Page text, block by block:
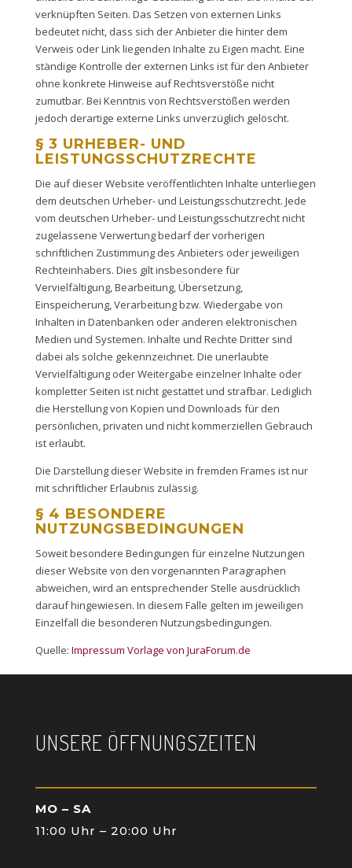
verknüpften Seiten. Das Setzen von externen Links
bedeutet nicht, dass sich der Anbieter die hinter dem
Verweis oder Link liegenden Inhalte zu Eigen macht. Eine
ständige Kontrolle der externen Links ist für den Anbieter
ohne konkrete Hinweise auf Rechtsverstöße nicht
zumutbar. Bei Kenntnis von Rechtsverstößen werden
jedoch derartige externe Links unverzüglich gelöscht.
§ 3 URHEBER- UND
LEISTUNGSSCHUTZRECHTE
Die auf dieser Website veröffentlichten Inhalte unterliegen
dem deutschen Urheber- und Leistungsschutzrecht. Jede
vom deutschen Urheber- und Leistungsschutzrecht nicht
zugelassene Verwertung bedarf der vorherigen
schriftlichen Zustimmung des Anbieters oder jeweiligen
Rechteinhabers. Dies gilt insbesondere für
Vervielfältigung, Bearbeitung, Übersetzung,
Einspeicherung, Verarbeitung bzw. Wiedergabe von
Inhalten in Datenbanken oder anderen elektronischen
Medien und Systemen. Inhalte und Rechte Dritter sind
dabei als solche gekennzeichnet. Die unerlaubte
Vervielfältigung oder Weitergabe einzelner Inhalte oder
kompletter Seiten ist nicht gestattet und strafbar. Lediglich
die Herstellung von Kopien und Downloads für den
persönlichen, privaten und nicht kommerziellen Gebrauch
ist erlaubt.
Die Darstellung dieser Website in fremden Frames ist nur
mit schriftlicher Erlaubnis zulässig.
§ 4 BESONDERE
NUTZUNGSBEDINGUNGEN
Soweit besondere Bedingungen für einzelne Nutzungen
dieser Website von den vorgenannten Paragraphen
abweichen, wird an entsprechender Stelle ausdrücklich
darauf hingewiesen. In diesem Falle gelten im jeweiligen
Einzelfall die besonderen Nutzungsbedingungen.
Quelle: Impressum Vorlage von JuraForum.de
UNSERE ÖFFNUNGSZEITEN
MO – SA
11:00 Uhr – 20:00 Uhr